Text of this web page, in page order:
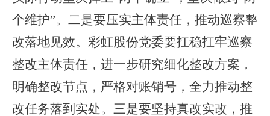
个维护”。二是要压实主体责任，推动巡察整
改落地见效。彩虹股份党委要扛稳扛牢巡察
整改主体责任，进一步研究细化整改方案，
明确整改节点，严格对账销号，全力推动整
改任务落到实处。三是要坚持真改实改，推